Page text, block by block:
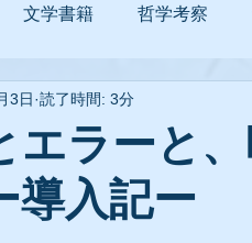
文学書籍 哲学考察
エラーと
導入記ー
3日 読了時間: 3分